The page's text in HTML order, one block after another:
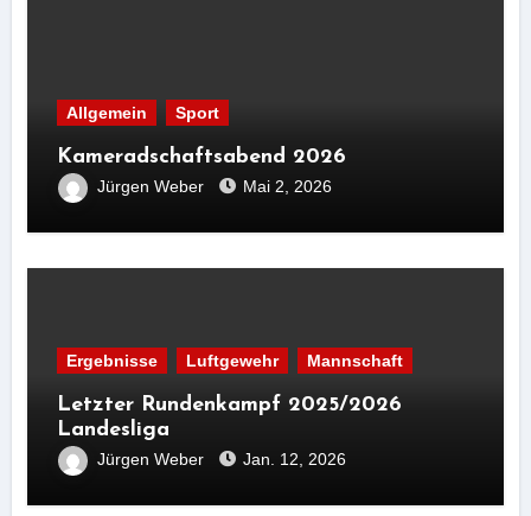
Allgemein Sport
Kameradschaftsabend 2026
Jürgen Weber Mai 2, 2026
Ergebnisse Luftgewehr Mannschaft
Letzter Rundenkampf 2025/2026
Landesliga
Jürgen Weber Jan. 12, 2026